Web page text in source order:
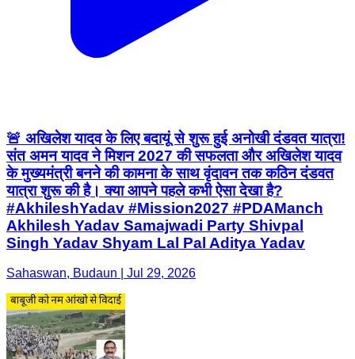
🚨 अखिलेश यादव के लिए बदायूं से शुरू हुई अनोखी दंडवत यात्रा!
संत अमन यादव ने मिशन 2027 की सफलता और अखिलेश यादव
के मुख्यमंत्री बनने की कामना के साथ वृंदावन तक कठिन दंडवत
यात्रा शुरू की है। क्या आपने पहले कभी ऐसा देखा है?
#AkhileshYadav #Mission2027 #PDAManch
Akhilesh Yadav Samajwadi Party Shivpal
Singh Yadav Shyam Lal Pal Aditya Yadav
Sahaswan, Budaun | Jul 29, 2026